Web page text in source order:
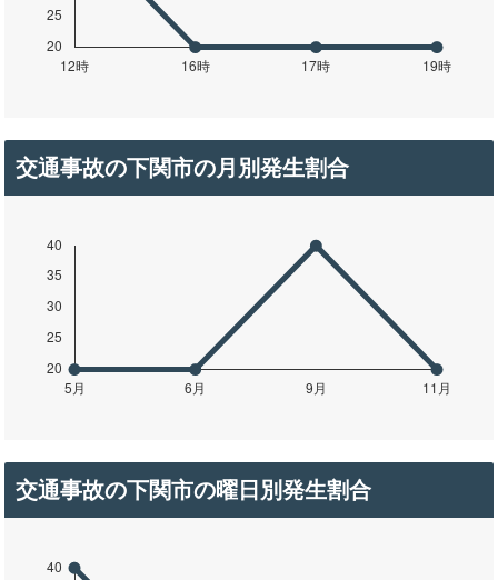
交通事故の下関市の月別発生割合
交通事故の下関市の曜日別発生割合